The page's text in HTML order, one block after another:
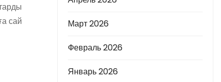
сай
Март 2026
Февраль 2026
Январь 2026